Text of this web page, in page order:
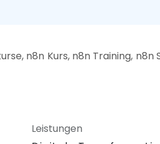
n8n Kurs, n8n Training,
Leistungen